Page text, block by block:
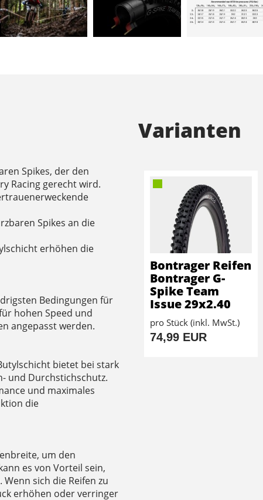
Spikes, der den
Racing gerecht wird.
Spikes an die
erhöhen die
Bedingungen für
hohen Speed und
angepasst werden.
bietet bei stark
und Durchstichschutz.
und maximales
die
um den
es von Vorteil sein,
sich die Reifen zu
erhöhen oder verringer
Varianten
Bontrager Reifen
Bontrager G-
Spike Team
Issue 29x2.40
pro Stück (inkl. MwSt.)
74,99 EUR